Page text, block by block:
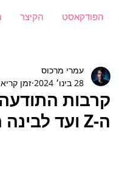
הקיצר הפודקאסט
קרבות
ה-Z ועד לבינה המלאכותית
עמרי מרכוס
28 בינו׳ 2024
זמן קריאה 4